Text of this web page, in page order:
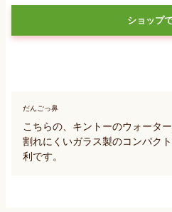
ショップ
だんごっ鼻
こちらの、キントーのウォータ
割れにくいガラス製のコンパク
利です。